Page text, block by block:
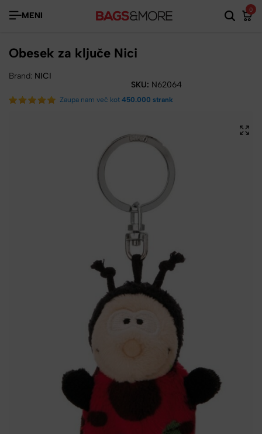
MENI
0
Obesek za ključe Nici
Brand: NICI
SKU: N62064
Zaupa nam več kot 450.000 strank